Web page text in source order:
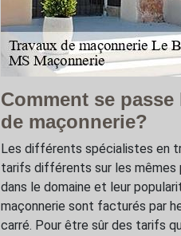
Comment se
de maçonnerie?
Les différents spécialistes en
tarifs différents sur les mêmes
dans le domaine et leur
maçonnerie sont facturés par
carré. Pour être sûr des tarifs